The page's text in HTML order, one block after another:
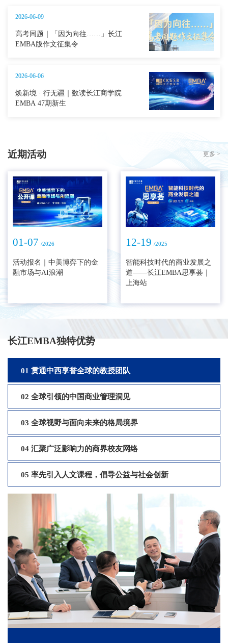
2026-06-09
高考同题｜「因为向往……」长江
EMBA版作文征集令
2026-06-06
焕新境 · 行无疆｜数读长江商学院
EMBA 47期新生
近期活动 更多 >
01-07 /2026
活动报名｜中美博弈下的金
融市场与AI浪潮
12-19 /2025
智能科技时代的商业发展之
道——长江EMBA思享荟｜
上海站
长江EMBA独特优势
01 贯通中西享誉全球的教授团队
02 全球引领的中国商业管理洞见
03 全球视野与面向未来的格局境界
04 汇聚广泛影响力的商界校友网络
05 率先引入人文课程，倡导公益与社会创新